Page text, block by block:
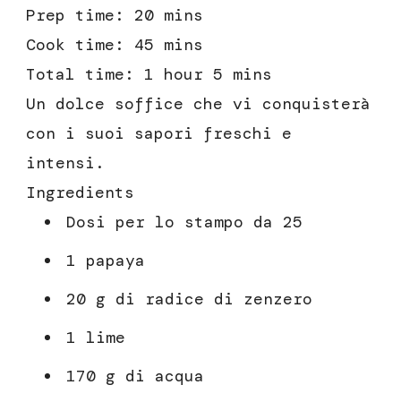
Prep time: 20 mins
Cook time: 45 mins
Total time: 1 hour 5 mins
Un dolce soffice che vi conquisterà
con i suoi sapori freschi e
intensi.
Ingredients
Dosi per lo stampo da 25
1 papaya
20 g di radice di zenzero
1 lime
170 g di acqua